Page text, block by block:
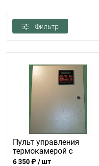
Фильтр
Пульт управления
термокамерой с
автоматическими
6 350 ₽/ шт